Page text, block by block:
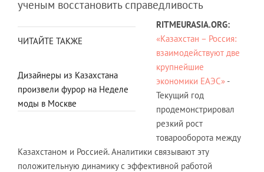
ученым восстановить справедливость
ЧИТАЙТЕ ТАКЖЕ
Дизайнеры из Казахстана
произвели фурор на Неделе
моды в Москве
RITMEURASIA.ORG:
«Казахстан – Россия:
взаимодействуют две
крупнейшие
экономики ЕАЭС» -
Текущий год
продемонстрировал
резкий рост
товарооборота между
Казахстаном и Россией. Аналитики связывают эту
положительную динамику с эффективной работой